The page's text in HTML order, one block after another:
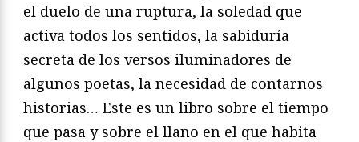
el duelo de una ruptura, la soledad que
activa todos los sentidos, la sabiduría
secreta de los versos iluminadores de
algunos poetas, la necesidad de contarnos
historias… Este es un libro sobre el tiempo
que pasa y sobre el llano en el que habita